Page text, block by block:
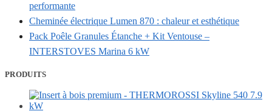
performante
Cheminée électrique Lumen 870 : chaleur et esthétique
Pack Poêle Granules Étanche + Kit Ventouse –
INTERSTOVES Marina 6 kW
PRODUITS